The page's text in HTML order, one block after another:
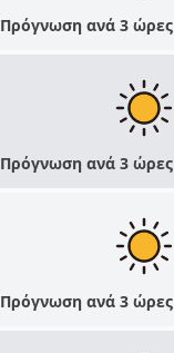
Πρόγνωση ανά 3 ώρες
Πρόγνωση ανά 3 ώρες
Πρόγνωση ανά 3 ώρες